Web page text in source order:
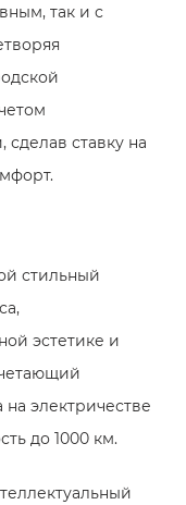
так и с
ставку на
стильный
эстетике и
электричестве
до 1000 км.